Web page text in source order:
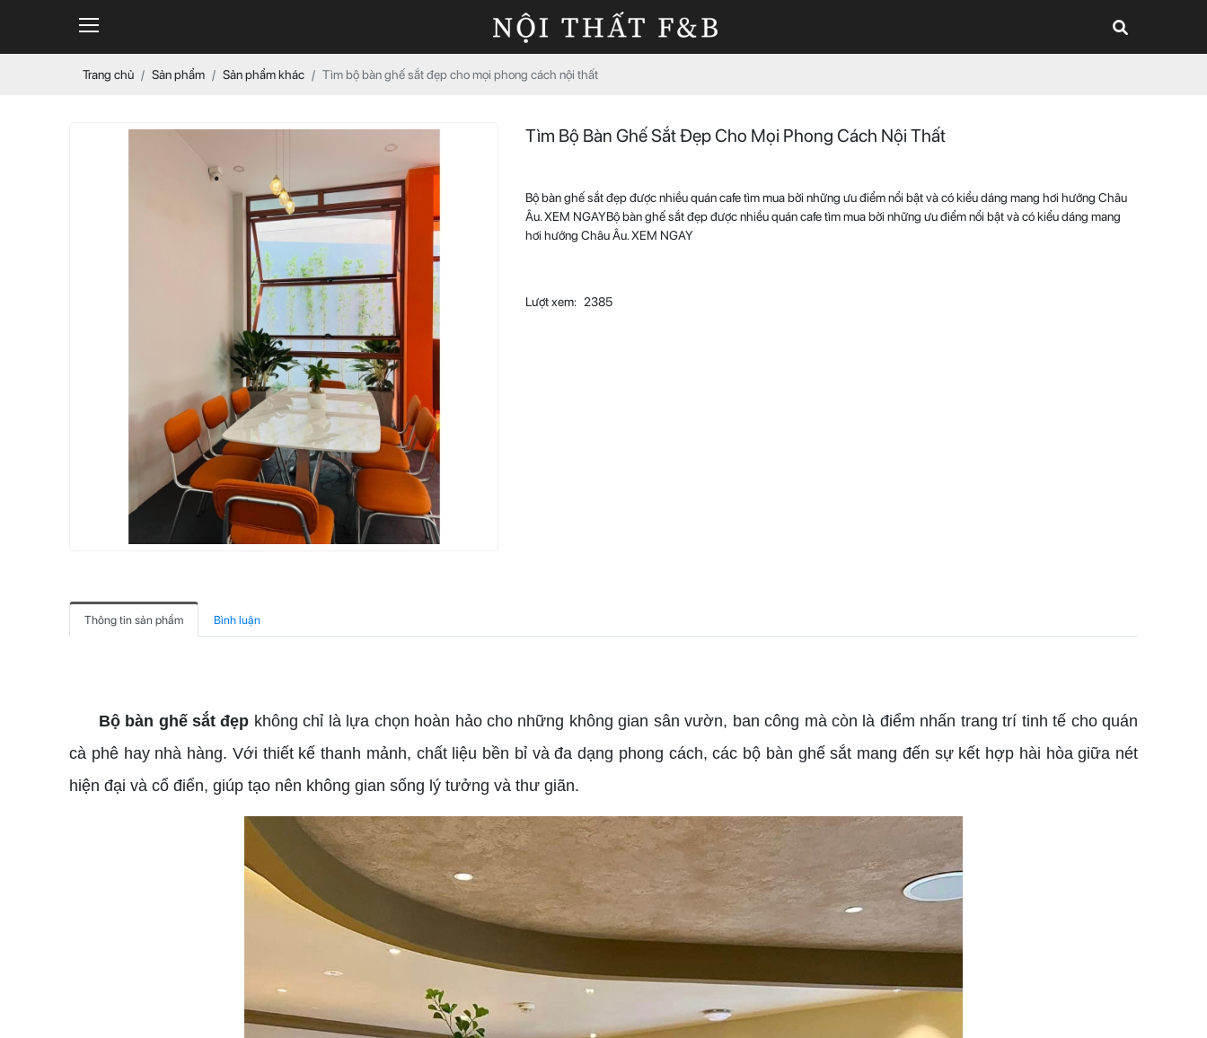
Trang chủ Sản phẩm Sản phẩm khác Tìm bộ bàn ghế sắt đẹp cho mọi phong cách nội thất
Tìm Bộ Bàn Ghế Sắt Đẹp Cho Mọi Phong Cách Nội Thất
Bộ bàn ghế sắt đẹp được nhiều quán cafe tìm mua bởi những ưu điểm nổi bật và có kiểu dáng mang hơi hướng Châu
Âu. XEM NGAYBộ bàn ghế sắt đẹp được nhiều quán cafe tìm mua bởi những ưu điểm nổi bật và có kiểu dáng mang
hơi hướng Châu Âu. XEM NGAY
Lượt xem: 2385
Thông tin sản phẩm Bình luận
Bộ bàn ghế sắt đẹp không chỉ là lựa chọn hoàn hảo cho những không gian sân vườn, ban công mà còn là điểm nhấn trang trí tinh tế cho quán
cà phê hay nhà hàng. Với thiết kế thanh mảnh, chất liệu bền bỉ và đa dạng phong cách, các bộ bàn ghế sắt mang đến sự kết hợp hài hòa giữa nét
hiện đại và cổ điển, giúp tạo nên không gian sống lý tưởng và thư giãn.